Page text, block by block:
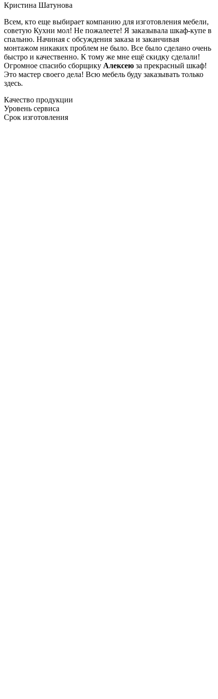
Кристина Шатунова
Всем, кто еще выбирает компанию для изготовления мебели,
советую Кухни мол! Не пожалеете! Я заказывала шкаф-купе в
спальню. Начиная с обсуждения заказа и заканчивая
монтажом никаких проблем не было. Все было сделано очень
быстро и качественно. К тому же мне ещё скидку сделали!
Огромное спасибо сборщику Алексею за прекрасный шкаф!
Это мастер своего дела! Всю мебель буду заказывать только
здесь.
Качество продукции
Уровень сервиса
Срок изготовления